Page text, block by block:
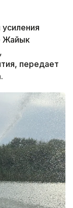
Жайык
передает